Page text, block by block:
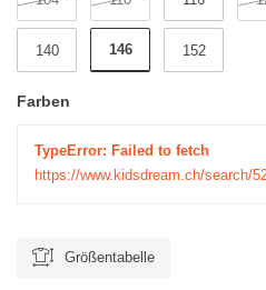
140 146 152
Farben
TypeError: Failed to fetch
https://www.kidsdream.ch/search/
Größentabelle